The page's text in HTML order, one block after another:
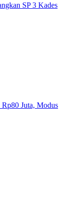
SP 3 Kades
Juta, Modus